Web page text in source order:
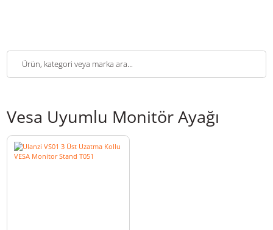
Vesa Uyumlu Monitör Ayağı